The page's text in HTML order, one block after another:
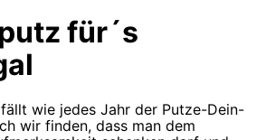
für´s
wie jedes Jahr der Putze-Dein-
wir finden, dass man dem